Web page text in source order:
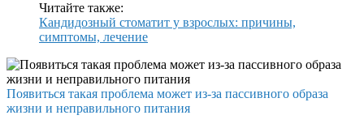
Читайте также:
Кандидозный стоматит у взрослых: причины,
симптомы, лечение
Появиться такая проблема может из-за пассивного образа
жизни и неправильного питания